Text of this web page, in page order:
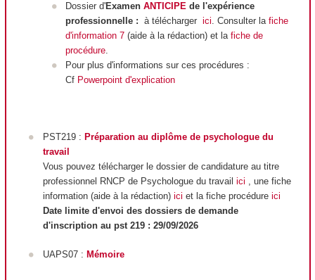
Dossier d'Examen ANTICIPE de l'expérience
professionnelle : à télécharger ici. Consulter la fiche
d'information 7 (aide à la rédaction) et la fiche de
procédure.
Pour plus d'informations sur ces procédures :
Cf Powerpoint d'explication
PST219 : Préparation au diplôme de psychologue du
travail
Vous pouvez télécharger le dossier de candidature au titre
professionnel RNCP de Psychologue du travail ici , une fiche
information (aide à la rédaction) ici et la fiche procédure ici
Date limite d'envoi des dossiers de demande
d'inscription au pst 219 : 29/09/2026
UAPS07 : Mémoire